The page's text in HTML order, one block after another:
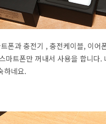
폰과 충전기 , 충전케이블, 이어
마트폰만 꺼내서 사용을 합니다.
하네요.